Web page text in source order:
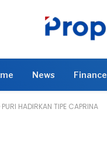
News Finance
HADIRKAN TIPE CAPRINA